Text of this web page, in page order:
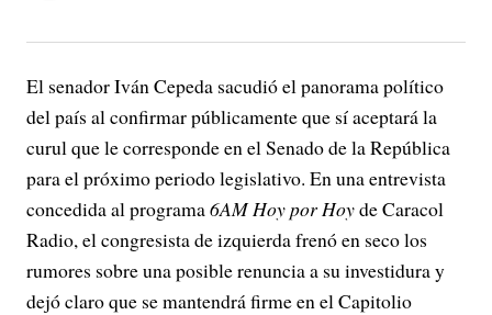
El senador Iván Cepeda sacudió el panorama político
del país al confirmar públicamente que sí aceptará la
curul que le corresponde en el Senado de la República
para el próximo periodo legislativo. En una entrevista
concedida al programa6AM Hoy por Hoyde Caracol
Radio, el congresista de izquierda frenó en seco los
rumores sobre una posible renuncia a su investidura y
dejó claro que se mantendrá firme en el Capitolio